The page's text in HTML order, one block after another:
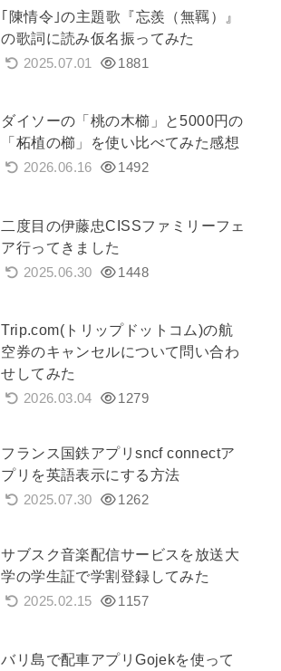
｢陳情令｣の主題歌『忘羨（無羈）』
の歌詞に読み仮名振ってみた
2025.07.01 1881
ダイソーの「桃の木櫛」と5000円の
「柘植の櫛」を使い比べてみた感想
2026.06.16 1492
二度目の伊藤忠CISSファミリーフェ
ア行ってきました
2025.06.30 1448
Trip.com(トリップドットコム)の航
空券のキャンセルについて問い合わ
せしてみた
2026.03.04 1279
フランス国鉄アプリsncf connectア
プリを英語表示にする方法
2025.07.30 1262
サブスク音楽配信サービスを放送大
学の学生証で学割登録してみた
2025.02.15 1157
バリ島で配車アプリGojekを使って